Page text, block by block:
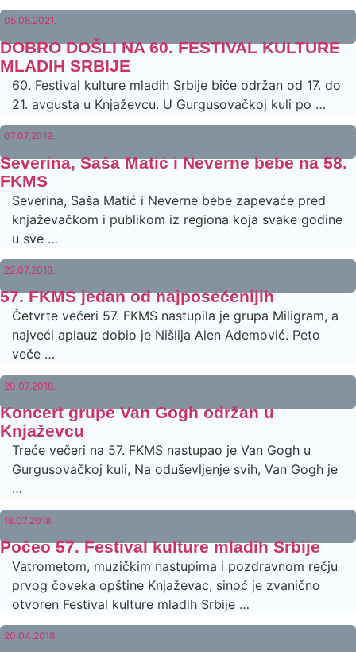
05.08.2021.
DOBRO DOŠLI NA 60. FESTIVAL KULTURE
MLADIH SRBIJE
60. Festival kulture mladih Srbije biće održan od 17. do
21. avgusta u Knjaževcu. U Gurgusovačkoj kuli po …
07.07.2019.
Severina, Saša Matić i Neverne bebe na 58.
FKMS
Severina, Saša Matić i Neverne bebe zapevaće pred
knjaževačkom i publikom iz regiona koja svake godine
u sve …
22.07.2018.
57. FKMS jedan od najposećenijih
Četvrte večeri 57. FKMS nastupila je grupa Miligram, a
najveći aplauz dobio je Nišlija Alen Ademović. Peto
veče …
20.07.2018.
Koncert grupe Van Gogh održan u
Knjaževcu
Treće večeri na 57. FKMS nastupao je Van Gogh u
Gurgusovačkoj kuli, Na oduševljenje svih, Van Gogh je
…
18.07.2018.
Počeo 57. Festival kulture mladih Srbije
Vatrometom, muzičkim nastupima i pozdravnom rečju
prvog čoveka opštine Knjaževac, sinoć je zvanično
otvoren Festival kulture mladih Srbije …
20.04.2018.